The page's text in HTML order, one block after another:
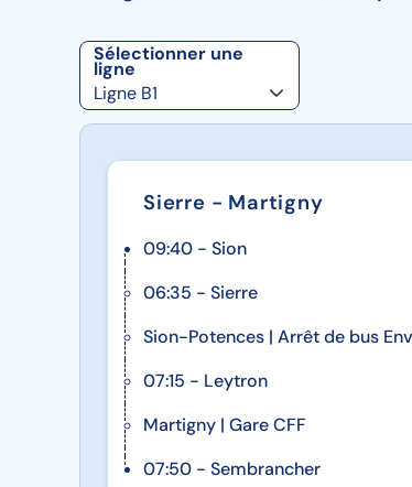
artistes,
et nobles.
d’ailleurs
«Élégies
Aquileia.
puis
basilique
avec son
Sélectionner une
ligne
Sierre - Martigny
09:40 - Sion
06:35 - Sierre
Sion-Potences | Arrêt de bus
07:15 - Leytron
Martigny | Gare CFF
07:50 - Sembrancher